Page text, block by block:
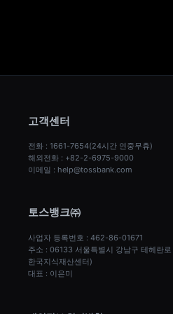
고객센터
전화 : 1661-7654(24시간 연중무휴)
해외전화 : +82-2-6975-9000
이메일 : help@tossbank.com
토스뱅크㈜
사업자 등록번호 : 462-86-01671
주소 : 06133 서울특별시 강남구 테헤란
한국지식재산센터)
대표 : 이은미